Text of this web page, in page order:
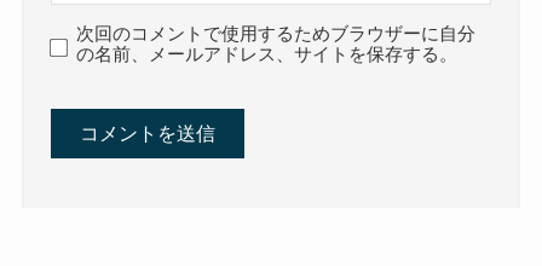
次回のコメントで使用するためブラウザーに自分
の名前、メールアドレス、サイトを保存する。